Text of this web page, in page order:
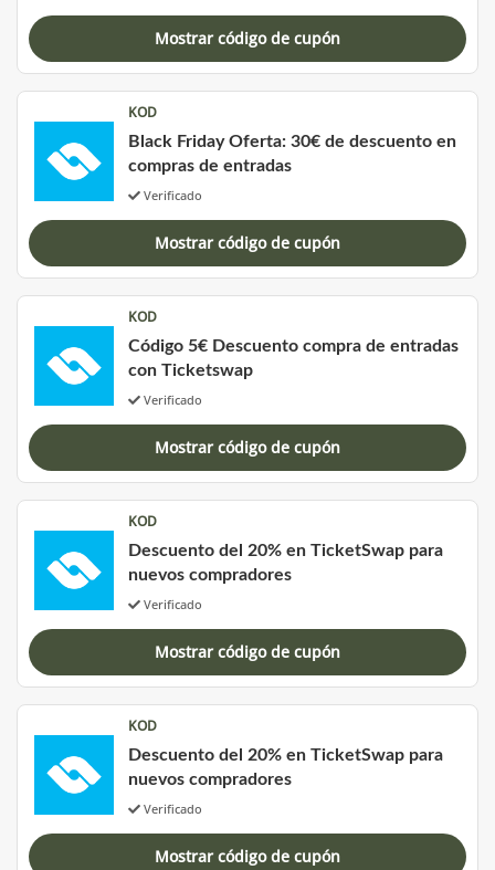
Mostrar código de cupón
KOD
Black Friday Oferta: 30€ de descuento en
compras de entradas
Verificado
Mostrar código de cupón
KOD
Código 5€ Descuento compra de entradas
con Ticketswap
Verificado
Mostrar código de cupón
KOD
Descuento del 20% en TicketSwap para
nuevos compradores
Verificado
Mostrar código de cupón
KOD
Descuento del 20% en TicketSwap para
nuevos compradores
Verificado
Mostrar código de cupón